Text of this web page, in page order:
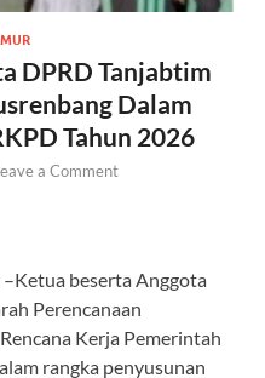
DPRD Tanjabtim
Dalam
Tahun 2026
a Comment
beserta Anggota
Perencanaan
Kerja Pemerintah
rangka penyusunan